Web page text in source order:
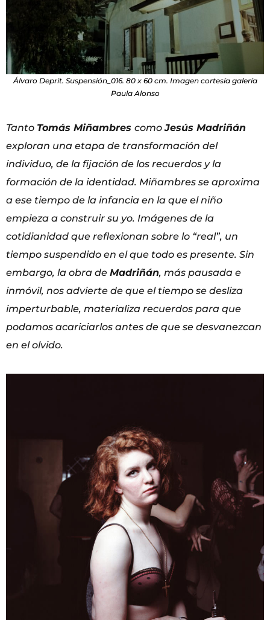
Álvaro Deprit. Suspensión_016. 80 x 60 cm. Imagen cortesía galería
Paula Alonso
Tanto Tomás Miñambres comoJesús Madriñán
exploran una etapa de transformación del
individuo, de la fijación de los recuerdos y la
formación de la identidad. Miñambres se aproxima
a ese tiempo de la infancia en la que el niño
empieza a construir su yo. Imágenes de la
cotidianidad que reflexionan sobre lo “real”, un
tiempo suspendido en el que todo es presente. Sin
embargo, la obra de Madriñán, más pausada e
inmóvil, nos advierte de que el tiempo se desliza
imperturbable, materializa recuerdos para que
podamos acariciarlos antes de que se desvanezcan
en el olvido.